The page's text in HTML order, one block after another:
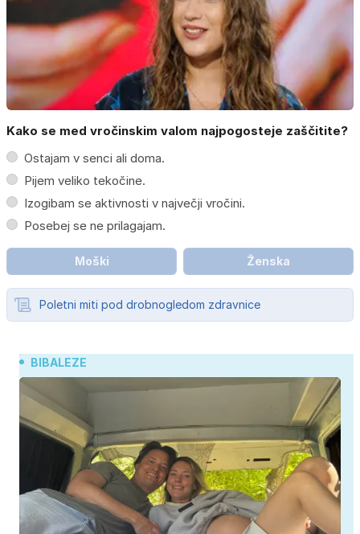
Kako se med vročinskim valom najpogosteje zaščitite?
Ostajam v senci ali doma.
Pijem veliko tekočine.
Izogibam se aktivnosti v največji vročini.
Posebej se ne prilagajam.
Moški Ženska
Poletni miti pod drobnogledom zdravnice
BIBALEZE